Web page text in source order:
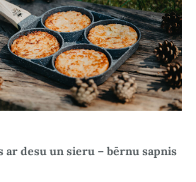
ar desu un sieru – bērnu sapnis